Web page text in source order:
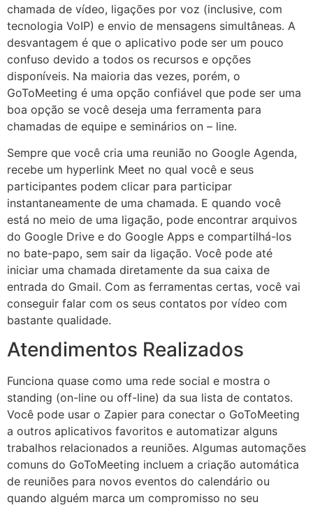
chamada de vídeo, ligações por voz (inclusive, com
tecnologia VoIP) e envio de mensagens simultâneas. A
desvantagem é que o aplicativo pode ser um pouco
confuso devido a todos os recursos e opções
disponíveis. Na maioria das vezes, porém, o
GoToMeeting é uma opção confiável que pode ser uma
boa opção se você deseja uma ferramenta para
chamadas de equipe e seminários on – line.
Sempre que você cria uma reunião no Google Agenda,
recebe um hyperlink Meet no qual você e seus
participantes podem clicar para participar
instantaneamente de uma chamada. E quando você
está no meio de uma ligação, pode encontrar arquivos
do Google Drive e do Google Apps e compartilhá-los
no bate-papo, sem sair da ligação. Você pode até
iniciar uma chamada diretamente da sua caixa de
entrada do Gmail. Com as ferramentas certas, você vai
conseguir falar com os seus contatos por vídeo com
bastante qualidade.
Atendimentos Realizados
Funciona quase como uma rede social e mostra o
standing (on-line ou off-line) da sua lista de contatos.
Você pode usar o Zapier para conectar o GoToMeeting
a outros aplicativos favoritos e automatizar alguns
trabalhos relacionados a reuniões. Algumas automações
comuns do GoToMeeting incluem a criação automática
de reuniões para novos eventos do calendário ou
quando alguém marca um compromisso no seu